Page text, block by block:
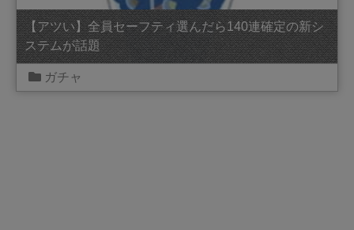
【アツい】全員セーフティ選んだら140連確定の新シ
ステムが話題
ガチャ